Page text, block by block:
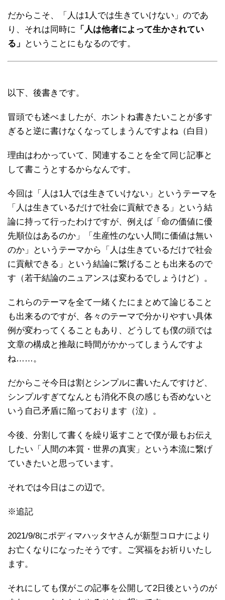
だからこそ、「人は1人では生きていけない」のであ
り、それは同時に 「人は他者によって生かされてい
る」
ということにもなるのです。
以下、後書きです。
冒頭でも述べましたが、ホントね書きたいことが多す
ぎると逆に書けなくなってしまうんですよね（白目）
理由はわかっていて、関連することを全て同じ記事と
して書こうとするからなんです。
今回は「人は1人では生きていけない」というテーマを
「人は生きているだけで社会に貢献できる」という結
論に持って行ったわけですが、例えば「命の価値に優
先順位はあるのか」「生産性のない人間に価値は無い
のか」というテーマから「人は生きているだけで社会
に貢献できる」という結論に繋げることも出来るので
す（若干結論のニュアンスは変わるでしょうけど）。
これらのテーマを全て一緒くたにまとめて論じること
も出来るのですが、各々のテーマで分かりやすい具体
例が変わってくることもあり、どうしても僕の頭では
文章の構成と推敲に時間がかかってしまうんですよ
ね……。
だからこそ今日は割とシンプルに書いたんですけど、
シンプルすぎてなんとも消化不良の感じも否めないと
いう自己矛盾に陥っております（泣）。
今後、分割して書くを繰り返すことで僕が最もお伝え
したい「人間の本質・世界の真実」という本流に繋げ
ていきたいと思っています。
それでは今日はこの辺で。
※追記
2021/9/8にポディマハッタヤさんが新型コロナにより
お亡くなりになったそうです。ご冥福をお祈りいたし
ます。
それにしても僕がこの記事を公開して2日後というのが